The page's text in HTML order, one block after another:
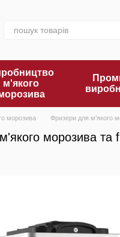
м'якого
морозива Фризери для м'якого
морозива